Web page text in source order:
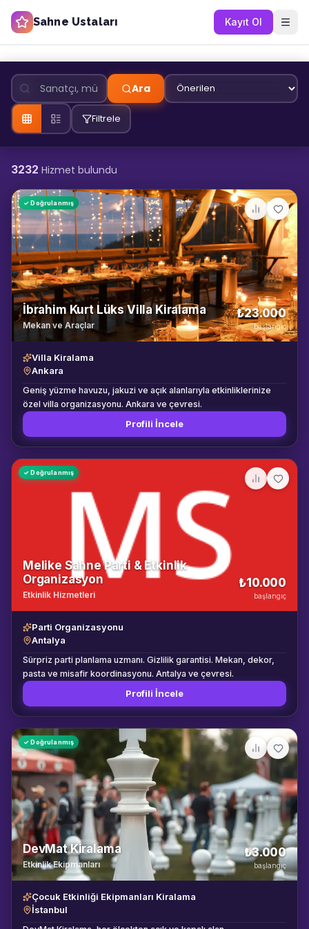
Sahne Ustaları Kayıt Ol
Ara
Filtrele
3232 Hizmet bulundu
✓ Doğrulanmış
İbrahim Kurt Lüks Villa Kiralama
Mekan ve Araçlar
₺23.000
başlangıç
Villa Kiralama
Ankara
Geniş yüzme havuzu, jakuzi ve açık alanlarıyla etkinliklerinize
özel villa organizasyonu. Ankara ve çevresi.
Profili İncele
✓ Doğrulanmış
Melike Sahne Parti & Etkinlik
Organizasyon
Etkinlik Hizmetleri
₺10.000
başlangıç
Parti Organizasyonu
Antalya
Sürpriz parti planlama uzmanı. Gizlilik garantisi. Mekan, dekor,
pasta ve misafir koordinasyonu. Antalya ve çevresi.
Profili İncele
✓ Doğrulanmış
DevMat Kiralama
Etkinlik Ekipmanları
₺3.000
başlangıç
Çocuk Etkinliği Ekipmanları Kiralama
İstanbul